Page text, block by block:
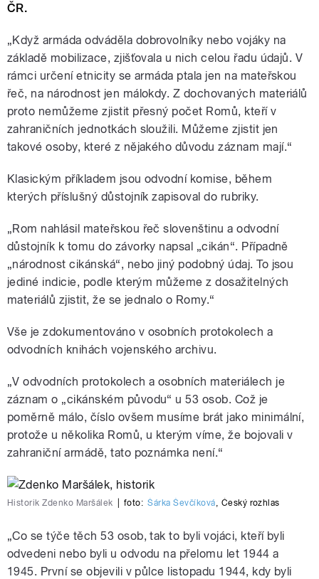
ČR.
„Když armáda odváděla dobrovolníky nebo vojáky na
základě mobilizace, zjišťovala u nich celou řadu údajů. V
rámci určení etnicity se armáda ptala jen na mateřskou
řeč, na národnost jen málokdy. Z dochovaných materiálů
proto nemůžeme zjistit přesný počet Romů, kteří v
zahraničních jednotkách sloužili. Můžeme zjistit jen
takové osoby, které z nějakého důvodu záznam mají.“
Klasickým příkladem jsou odvodní komise, během
kterých příslušný důstojník zapisoval do rubriky.
„Rom nahlásil mateřskou řeč slovenštinu a odvodní
důstojník k tomu do závorky napsal „cikán“. Případně
„národnost cikánská“, nebo jiný podobný údaj. To jsou
jediné indicie, podle kterým můžeme z dosažitelných
materiálů zjistit, že se jednalo o Romy.“
Vše je zdokumentováno v osobních protokolech a
odvodních knihách vojenského archivu.
„V odvodních protokolech a osobních materiálech je
záznam o „cikánském původu“ u 53 osob. Což je
poměrně málo, číslo ovšem musíme brát jako minimální,
protože u několika Romů, u kterým víme, že bojovali v
zahraniční armádě, tato poznámka není.“
Historik Zdenko Maršálek foto: Šárka Ševčíková Český rozhlas
„Co se týče těch 53 osob, tak to byli vojáci, kteří byli
odvedeni nebo byli u odvodu na přelomu let 1944 a
1945. První se objevili v půlce listopadu 1944, kdy byli